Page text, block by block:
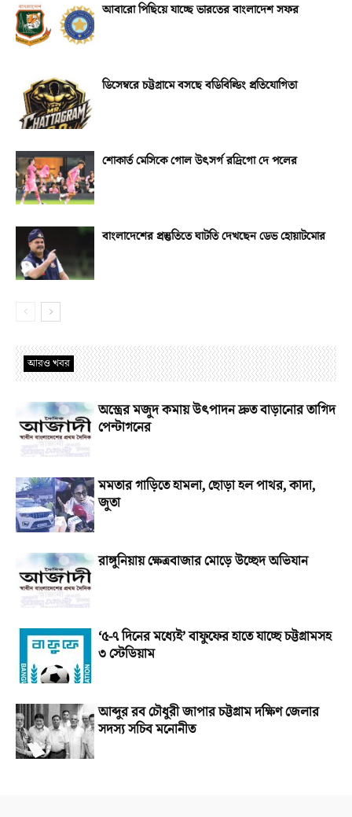
আবারো পিছিয়ে যাচ্ছে ভারতের বাংলাদেশ সফর
ডিসেম্বরে চট্টগ্রামে বসছে বডিবিল্ডিং প্রতিযোগিতা
শোকার্ত মেসিকে গোল উৎসর্গ রদ্রিগো দে পলের
বাংলাদেশের প্রস্তুতিতে ঘাটতি দেখছেন ডেভ হোয়াটমোর
আরও খবর
অস্ত্রের মজুদ কমায় উৎপাদন দ্রুত বাড়ানোর তাগিদ
পেন্টাগনের
মমতার গাড়িতে হামলা, ছোড়া হল পাথর, কাদা,
জুতা
রাঙ্গুনিয়ায় ক্ষেত্রবাজার মোড়ে উচ্ছেদ অভিযান
‘৫-৭ দিনের মধ্যেই’ বাফুফের হাতে যাচ্ছে চট্টগ্রামসহ
৩ স্টেডিয়াম
আব্দুর রব চৌধুরী জাপার চট্টগ্রাম দক্ষিণ জেলার
সদস্য সচিব মনোনীত